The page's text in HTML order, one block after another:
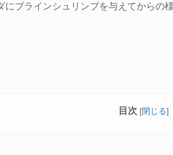
にブラインシュリンプを与えてからの
目次 [閉じる]